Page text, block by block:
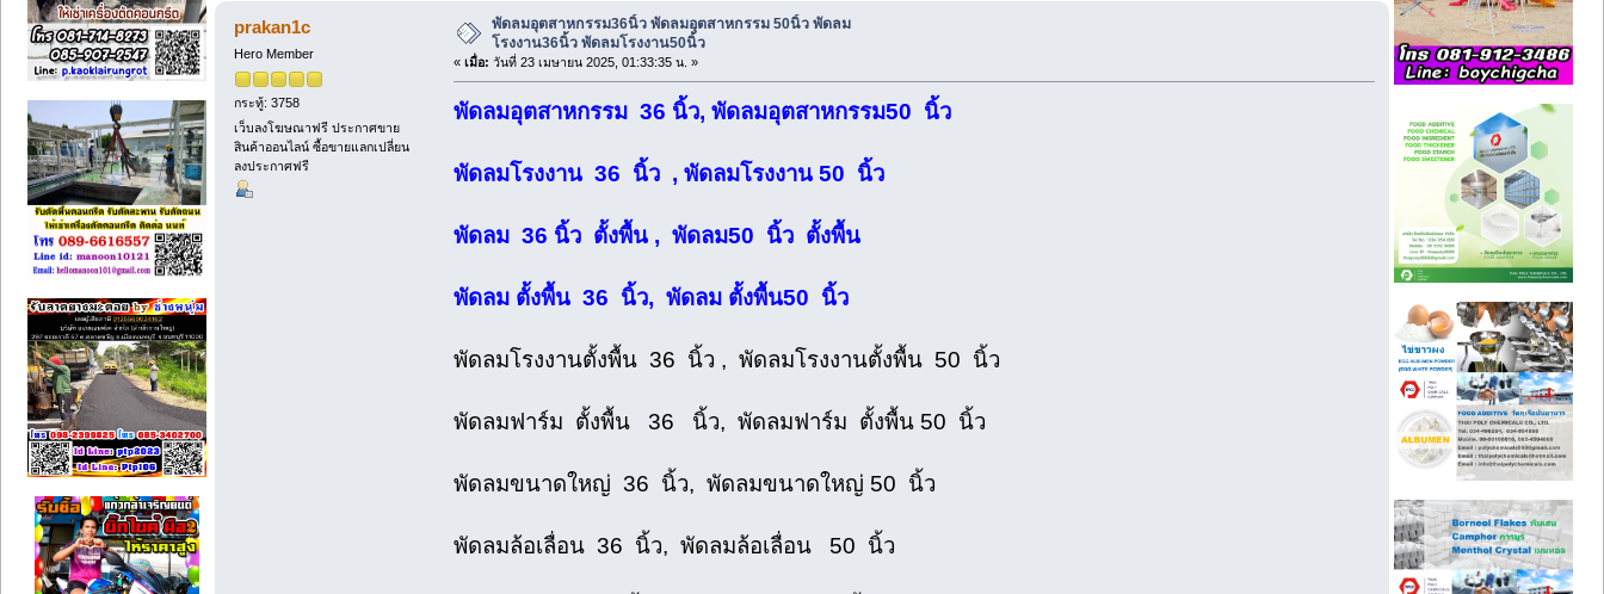
prakan1c
Hero Member
กระทู้: 3758
เว็บลงโฆษณาฟรี ประกาศขาย
สินค้าออนไลน์ ซื้อขายแลกเปลี่ยน
ลงประกาศฟรี
พัดลมอุตสาหกรรม36นิ้ว พัดลมอุตสาหกรรม 50นิ้ว พัดลม
โรงงาน36นิ้ว พัดลมโรงงาน50นิ้ว
« เมื่อ: วันที่ 23 เมษายน 2025, 01:33:35 น. »
พัดลมอุตสาหกรรม 36 นิ้ว, พัดลมอุตสาหกรรม50 นิ้ว
พัดลมโรงงาน 36 นิ้ว , พัดลมโรงงาน 50 นิ้ว
พัดลม 36 นิ้ว ตั้งพื้น , พัดลม50 นิ้ว ตั้งพื้น
พัดลม ตั้งพื้น 36 นิ้ว, พัดลม ตั้งพื้น50 นิ้ว
พัดลมโรงงานตั้งพื้น 36 นิ้ว , พัดลมโรงงานตั้งพื้น 50 นิ้ว
พัดลมฟาร์ม ตั้งพื้น 36 นิ้ว, พัดลมฟาร์ม ตั้งพื้น 50 นิ้ว
พัดลมขนาดใหญ่ 36 นิ้ว, พัดลมขนาดใหญ่ 50 นิ้ว
พัดลมล้อเลื่อน 36 นิ้ว, พัดลมล้อเลื่อน 50 นิ้ว